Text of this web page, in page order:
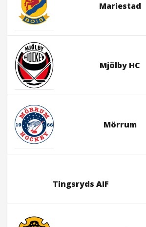
Mariestad
Mjölby HC
Mörrum
Tingsryds AIF